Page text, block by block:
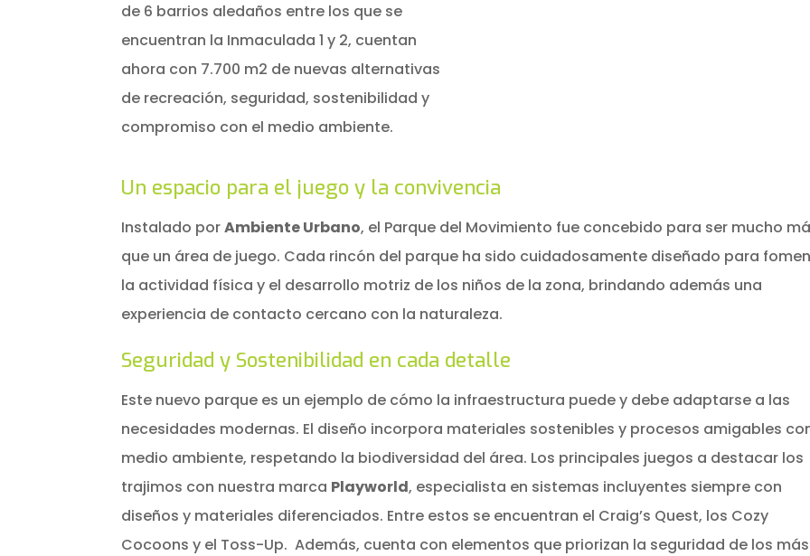
de 6 barrios aledaños entre los que se
encuentran la Inmaculada 1 y 2, cuentan
ahora con 7.700 m2 de nuevas alternativas
de recreación, seguridad, sostenibilidad y
compromiso con el medio ambiente.
Un espacio para el juego y la convivencia
Instalado porAmbiente Urbano, el Parque del Movimiento fue concebido para ser mucho
que un área de juego. Cada rincón del parque ha sido cuidadosamente diseñado para
la actividad física y el desarrollo motriz de los niños de la zona, brindando además una
experiencia de contacto cercano con la naturaleza.
Seguridad y Sostenibilidad en cada detalle
Este nuevo parque es un ejemplo de cómo la infraestructura puede y debe adaptarse a las
necesidades modernas. El diseño incorpora materiales sostenibles y procesos amigables
medio ambiente, respetando la biodiversidad del área. Los principales juegos a destacar los
trajimos con nuestra marca Playworld, especialista en sistemas incluyentes siempre con
diseños y materiales diferenciados. Entre estos se encuentran el Craig’s Quest, los Cozy
Cocoons y el Toss-Up. Además, cuenta con elementos que priorizan la seguridad de los más